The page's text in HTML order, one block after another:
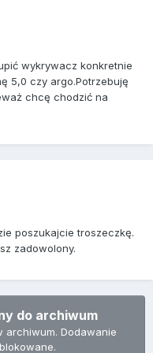
wykrywacz konkretnie
5,0 czy argo.Potrzebuję
chcę chodzić na
poszukajcie troszeczkę.
zadowolony.
do archiwum
archiwum. Dodawanie